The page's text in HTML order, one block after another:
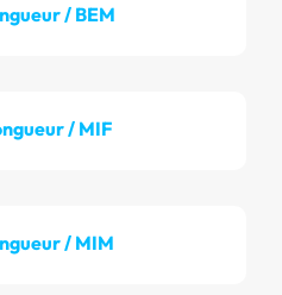
/ BEM
/ MIF
/ MIM